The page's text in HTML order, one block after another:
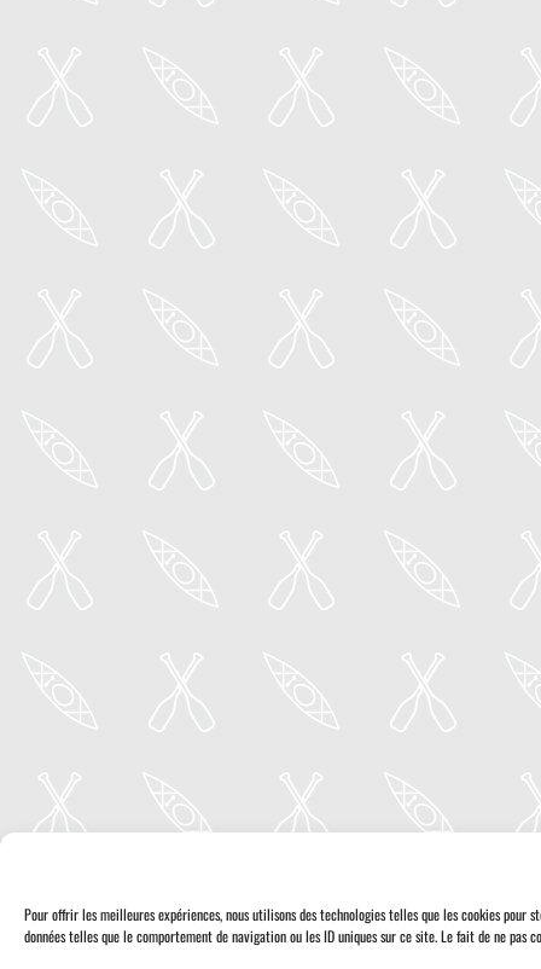
Pour offrir les meilleures expériences, nous utilisons des technologies telles que les cookies
données telles que le comportement de navigation ou les ID uniques sur ce site. Le fait de ne